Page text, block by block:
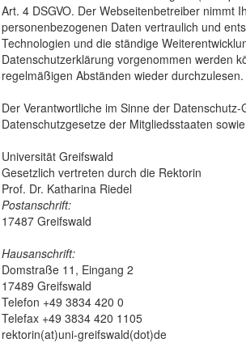
Art. 4 DSGVO. Der Webseitenbetreiber nimmt
personenbezogenen Daten vertraulich und
Technologien und die ständige
Datenschutzerklärung vorgenommen werden
regelmäßigen Abständen wieder durchzulesen.
Der Verantwortliche im Sinne der
Datenschutzgesetze der Mitgliedsstaaten
Universität Greifswald
Gesetzlich vertreten durch die Rektorin
Prof. Dr. Katharina Riedel
Postanschrift:
17487 Greifswald
Hausanschrift:
Domstraße 11, Eingang 2
17489 Greifswald
Telefon +49 3834 420 0
Telefax +49 3834 420 1105
rektorin(at)uni-greifswald(dot)de